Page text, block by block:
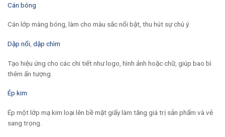
Cán bóng
Cán lớp màng bóng, làm cho màu sắc nổi bật, thu hút sự chú ý.
Dập nổi dập chìm
Tạo hiệu ứng cho các chi tiết như logo, hình ảnh hoặc chữ, giúp bao bì
thêm ấn tượng.
Ép kim
Ép một lớp mạ kim loại lên bề mặt giấy làm tăng giá trị sản phẩm và vẻ
sang trọng.